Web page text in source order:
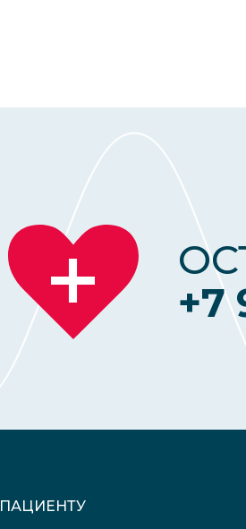
+7
ПАЦИЕНТУ